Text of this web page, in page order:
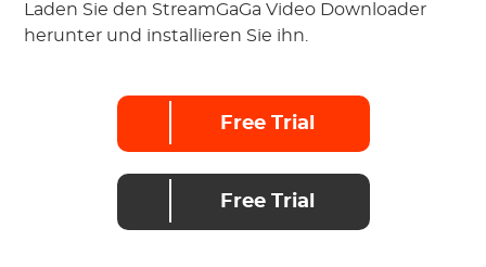
Laden Sie den StreamGaGa Video Downloader
herunter und installieren Sie ihn.
Free Trial
Free Trial